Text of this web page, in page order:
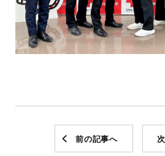
前の記事へ